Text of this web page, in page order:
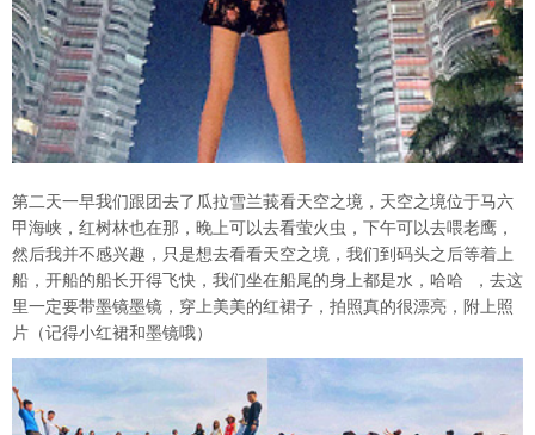
第二天一早我们跟团去了瓜拉雪兰莪看天空之境，天空之境位于马六
甲海峡，红树林也在那，晚上可以去看萤火虫，下午可以去喂老鹰，
然后我并不感兴趣，只是想去看看天空之境，我们到码头之后等着上
船，开船的船长开得飞快，我们坐在船尾的身上都是水，哈哈 ，去这
里一定要带墨镜墨镜，穿上美美的红裙子，拍照真的很漂亮，附上照
片（记得小红裙和墨镜哦）